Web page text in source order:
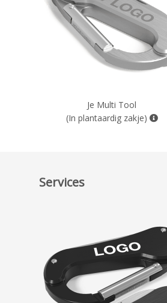
Je Multi Tool
(In plantaardig zakje)
Services